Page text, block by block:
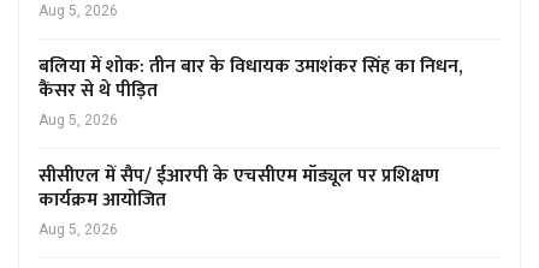
Aug 5, 2026
बलिया में शोक: तीन बार के विधायक उमाशंकर सिंह का निधन,
कैंसर से थे पीड़ित
Aug 5, 2026
सीसीएल में सैप/ ईआरपी के एचसीएम मॉड्यूल पर प्रशिक्षण
कार्यक्रम आयोजित
Aug 5, 2026